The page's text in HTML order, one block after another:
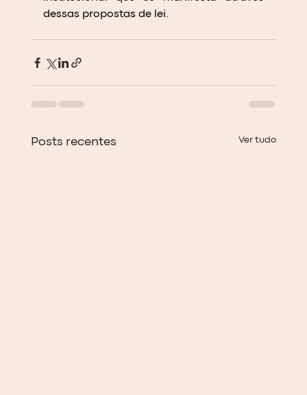
dessas propostas de lei.
Posts recentes Ver tudo